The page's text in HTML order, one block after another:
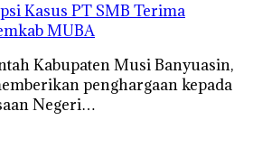
Kasus PT SMB Terima
MUBA
Kabupaten Musi Banyuasin,
penghargaan kepada
Negeri…